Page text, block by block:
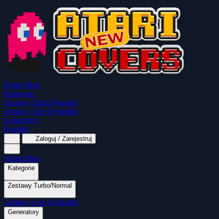
Home Blog
Kategorie
Zestawy Turbo/Normal
Zestawy Gier Dyskietki
Generatory
Kontakt
Zaloguj / Zarejestruj
Home Blog
Kategorie
Wszystkie kategorie
Zestawy Turbo/Normal
MapaSoft Turbo ROM SparkTurbo 2000
Mina Grubcio Normal
Zestawy Gier Dyskietki
Generatory